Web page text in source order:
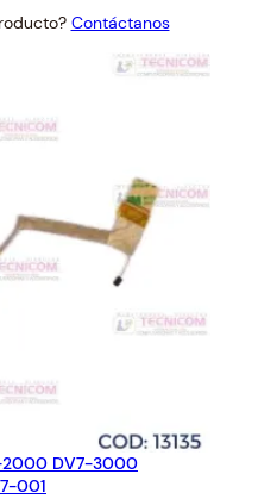
is:
Contáctanos
2000 DV7-3000
001